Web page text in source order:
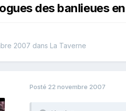
des banlieues
2007 dans La Taverne
Posté 22 novembre 2007